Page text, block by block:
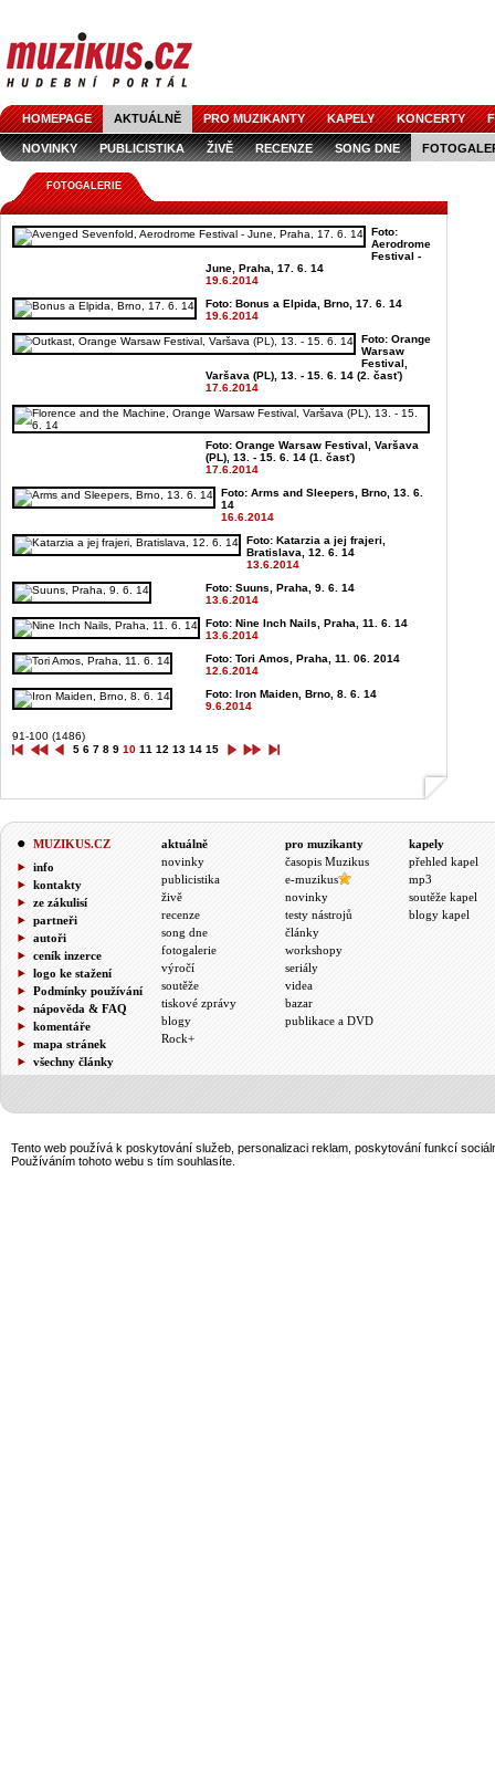
HOMEPAGE AKTUÁLNĚ PRO MUZIKANTY KAPELY KONCERTY
NOVINKY PUBLICISTIKA ŽIVĚ RECENZE SONG DNE
FOTOGALERIE
Foto:
Aerodrome
Festival -
June, Praha, 17. 6. 14
19.6.2014
Foto: Bonus a Elpida, Brno, 17. 6. 14
19.6.2014
Foto: Orange
Warsaw
Festival,
Varšava (PL), 13. - 15. 6. 14 (2. časť)
17.6.2014
Foto: Orange Warsaw Festival, Varšava
(PL), 13. - 15. 6. 14 (1. časť)
17.6.2014
Foto: Arms and Sleepers, Brno, 13. 6.
14
16.6.2014
Foto: Katarzia a jej frajeri,
Bratislava, 12. 6. 14
13.6.2014
Foto: Suuns, Praha, 9. 6. 14
13.6.2014
Foto: Nine Inch Nails, Praha, 11. 6. 14
13.6.2014
Foto: Tori Amos, Praha, 11. 06. 2014
12.6.2014
Foto: Iron Maiden, Brno, 8. 6. 14
9.6.2014
91-100 (1486)
5 6 7 8 9 10 11 12 13 14 15
MUZIKUS.CZ
info
kontakty
ze zákulisí
partneři
autoři
ceník inzerce
logo ke stažení
Podmínky používání
nápověda & FAQ
komentáře
mapa stránek
všechny články
aktuálně
novinky
publicistika
živě
recenze
song dne
fotogalerie
výročí
soutěže
tiskové zprávy
blogy
Rock+
pro muzikanty
časopis Muzikus
e-muzikus
novinky
testy nástrojů
články
workshopy
seriály
videa
bazar
publikace a DVD
kapely
přehled kapel
mp3
soutěže kapel
blogy kapel
Tento web používá k poskytování služeb, personalizaci reklam, poskytování funkcí
Používáním tohoto webu s tím souhlasíte.